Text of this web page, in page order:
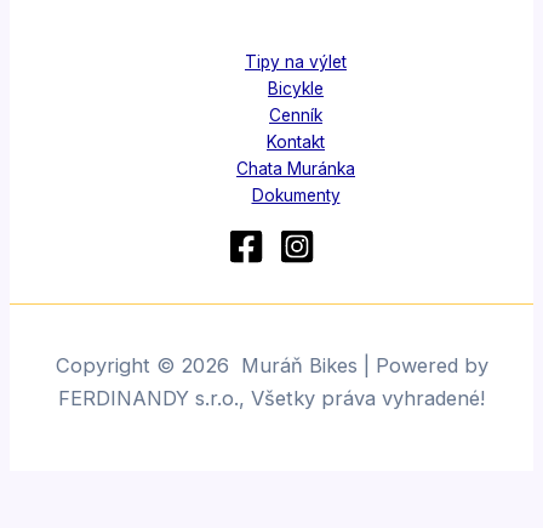
Tipy na výlet
Bicykle
Cenník
Kontakt
Chata Muránka
Dokumenty
Copyright © 2026 Muráň Bikes | Powered by
FERDINANDY s.r.o., Všetky práva vyhradené!